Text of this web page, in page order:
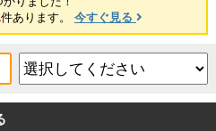
件あります。 今すぐ見る